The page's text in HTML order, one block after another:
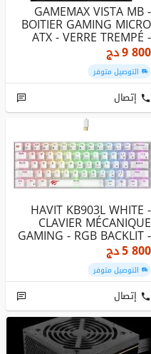
GAMEMAX VISTA MB -
BOITIER GAMING MICRO
ATX - VERRE TREMPÉ -
HAUTE VEN...
9 800دج
التوصيل متوفر
إتصال
HAVIT KB903L WHITE -
CLAVIER MÉCANIQUE
GAMING - RGB BACKLIT -
SWITCHES...
5 800دج
التوصيل متوفر
إتصال